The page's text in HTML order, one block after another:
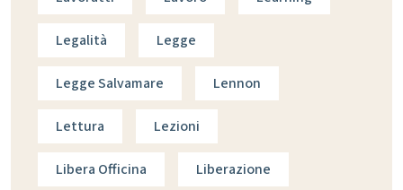
Legalità Legge
Legge Salvamare Lennon
Lettura Lezioni
Libera Officina Liberazione